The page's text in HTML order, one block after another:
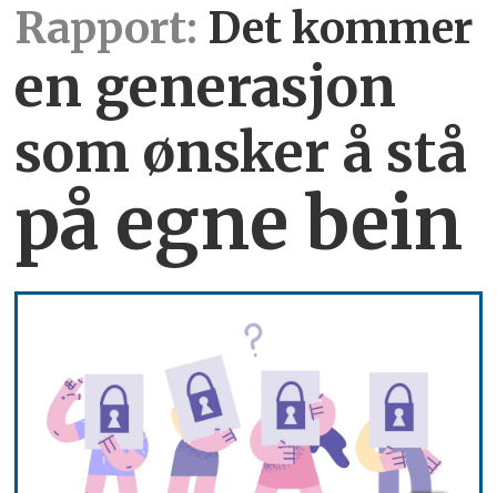
Rapport: Det kommer
en generasjon
som ønsker å stå
på egne bein